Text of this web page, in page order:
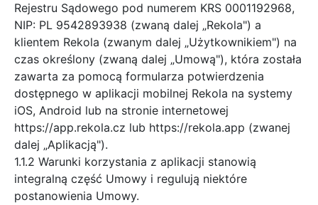
Rejestru Sądowego pod numerem KRS 0001192968,
NIP: PL 9542893938 (zwaną dalej „Rekola") a
klientem Rekola (zwanym dalej „Użytkownikiem") na
czas określony (zwaną dalej „Umową"), która została
zawarta za pomocą formularza potwierdzenia
dostępnego w aplikacji mobilnej Rekola na systemy
iOS, Android lub na stronie internetowej
https://app.rekola.cz lub https://rekola.app (zwanej
dalej „Aplikacją").
1.1.2 Warunki korzystania z aplikacji stanowią
integralną część Umowy i regulują niektóre
postanowienia Umowy.